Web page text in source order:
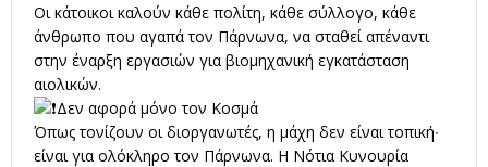
Οι κάτοικοι καλούν κάθε πολίτη, κάθε σύλλογο, κάθε
άνθρωπο που αγαπά τον Πάρνωνα, να σταθεί απέναντι
στην έναρξη εργασιών για βιομηχανική εγκατάσταση
αιολικών.
Δεν αφορά μόνο τον Κοσμά
Όπως τονίζουν οι διοργανωτές, η μάχη δεν είναι τοπική∙
είναι για ολόκληρο τον Πάρνωνα. Η Νότια Κυνουρία